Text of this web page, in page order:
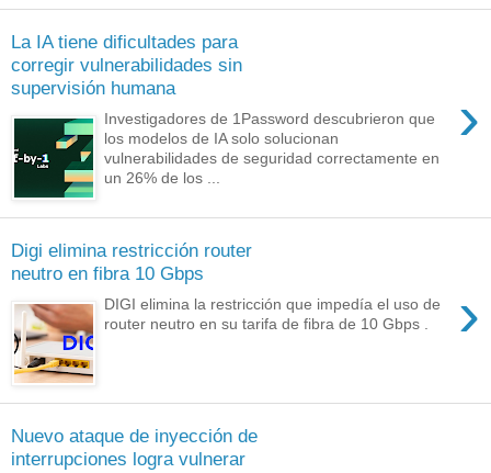
La IA tiene dificultades para
corregir vulnerabilidades sin
supervisión humana
›
Investigadores de 1Password descubrieron que
los modelos de IA solo solucionan
vulnerabilidades de seguridad correctamente en
un 26% de los ...
Digi elimina restricción router
neutro en fibra 10 Gbps
›
DIGI elimina la restricción que impedía el uso de
router neutro en su tarifa de fibra de 10 Gbps .
Nuevo ataque de inyección de
interrupciones logra vulnerar